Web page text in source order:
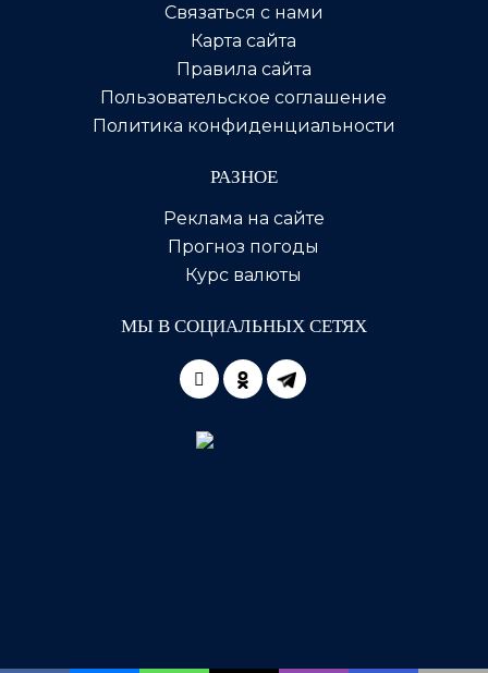
Связаться с нами
Карта сайта
Правила сайта
Пользовательское соглашение
Политика конфиденциальности
РАЗНОЕ
Реклама на сайте
Прогноз погоды
Курс валюты
МЫ В СОЦИАЛЬНЫХ СЕТЯХ